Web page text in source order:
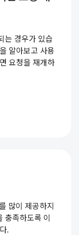
는 경우가 있습
알아보고 사용
요청을 재개하
많이 제공하지
충족하도록 이
.